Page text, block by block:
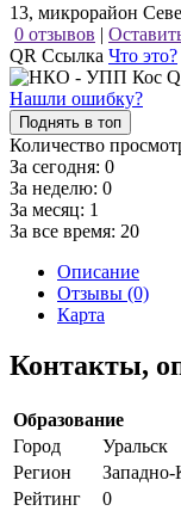
13, микрорайон
0 отзывов |
QR Ссылка Что это?
Нашли ошибку?
Поднять в топ
Количество
За сегодня: 0
За неделю: 0
За месяц: 1
За все время: 20
Описание
Отзывы (0)
Карта
Контакты,
Образование
Город
Уральск
Регион
Западно-
Рейтинг
0